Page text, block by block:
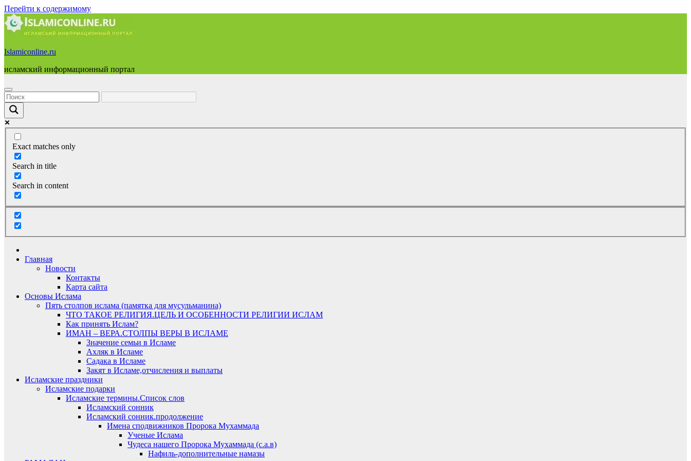
Перейти к содержимому
Islamiconline.ru
исламский информационный портал
Exact matches only
Search in title
Search in content
Главная
Новости
Контакты
Карта сайта
Основы Ислама
Пять столпов ислама (памятка для мусульманина)
ЧТО ТАКОЕ РЕЛИГИЯ.ЦЕЛЬ И ОСОБЕННОСТИ РЕЛИГИИ ИСЛАМ
Как принять Ислам?
ИМАН – ВЕРА.СТОЛПЫ ВЕРЫ В ИСЛАМЕ
Значение семьи в Исламе
Ахляк в Исламе
Садака в Исламе
Закят в Исламе,отчисления и выплаты
Исламские праздники
Исламские подарки
Исламские термины.Список слов
Исламский сонник
Исламский сонник.продолжение
Имена сподвижников Пророка Мухаммада
Ученые Ислама
Чудеса нашего Пророка Мухаммада (с.а.в)
Нафиль-дополнительные намазы